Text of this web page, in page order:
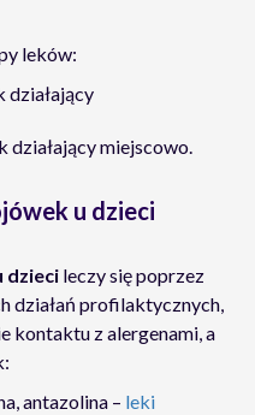
leków:
miejscowo.
u dzieci
dzieci leczy się poprzez
działań profilaktycznych,
kontaktu z alergenami, a
antazolina – leki